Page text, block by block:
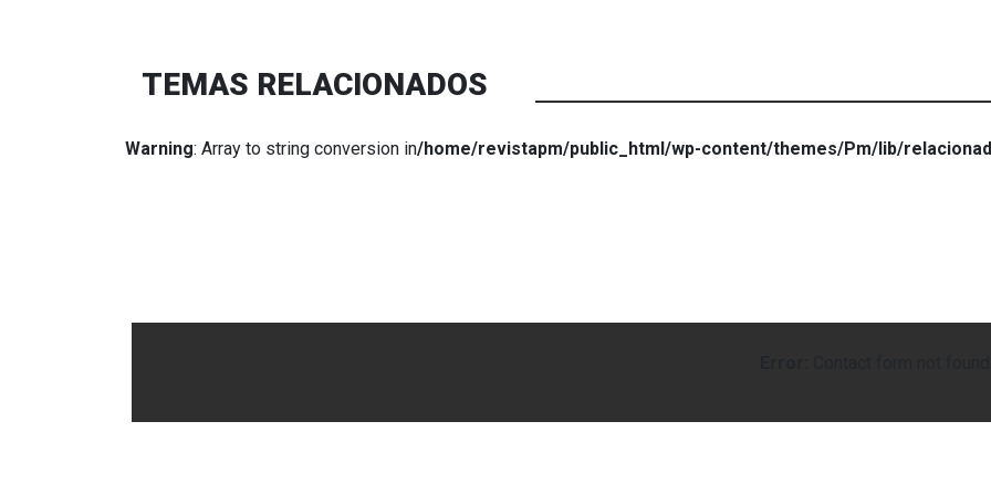
TEMAS RELACIONADOS
Warning: Array to string conversion in/home/revistapm/public_html/wp-content/themes/Pm/lib/